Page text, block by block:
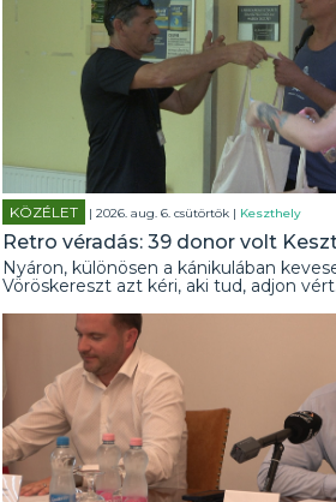
KÖZÉLET | 2026. aug. 6. csütörtök | Keszthely
Retro véradás: 39 donor volt
Nyáron, különösen a kánikulában
Vöröskereszt azt kéri, aki tud, adjon vért.